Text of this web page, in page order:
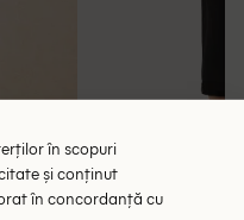
Rochie
în scopuri
și conținut
în concordanță cu